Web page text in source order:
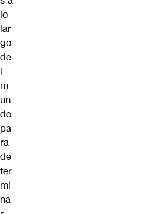
lo
lar
go
de
l
m
un
do
pa
ra
de
ter
mi
na